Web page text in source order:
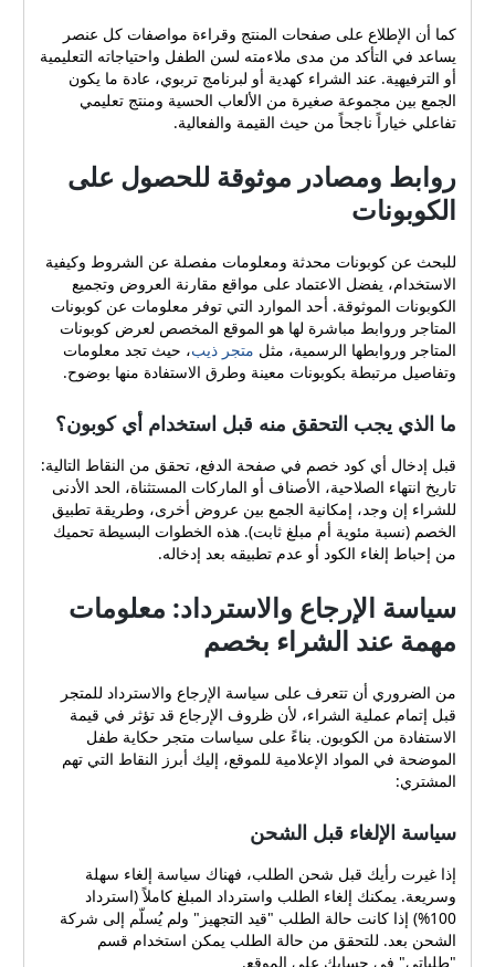
تعليمية إسلامية (199 ريال
سعودي) فلة - مجموعة الصلاة
حجم صغير (179 ريال سعودي)
سندس - سماعة جزء عم
ستريو لاسلكية للأطفال (129
صلاة تعليمية للأطفال (235.75
ريال سعودي) وي كول – سلايم
سيارة دعسوقة كوبيه للأطفال
(539.01 ريال سعودي) بيكاسو
تايلز – ألعاب بناء مغناطيسية
مختلفة الأسعار (105–249
ريال سعودي) هذه الأمثلة تظهر
التنوع في الفئات السعرية: من
إلى مجموعات تعليمية وبِنايات
الجمع بين المنتجات في سلة
واحدة، يصبح تأثير الخصم
واضحاً أكثر، خاصة إذا كان
الكوبون يطبق على إجمالي
السلة أو على فئات مختارة
الإطلاع على صفحات المنتج
وقراءة مواصفات كل عنصر
يساعد في التأكد من مدى
ملاءمته لسن الطفل واحتياجاته
التعليمية أو الترفيهية. عند
الشراء كهدية أو لبرنامج
تربوي، عادة ما يكون الجمع بين
مجموعة صغيرة من الألعاب
الحسية ومنتج تعليمي تفاعلي
خياراً ناجحاً من حيث القيمة
والفعالية. روابط ومصادر
موثوقة للحصول على
الكوبونات للبحث عن كوبونات
محدثة ومعلومات مفصلة عن
الشروط وكيفية الاستخدام،
يفضل الاعتماد على مواقع
كما أن الإطلاع على صفحات المنتج وقراءة مواصفات كل عنصر
يساعد في التأكد من مدى ملاءمته لسن الطفل واحتياجاته التعليمية
أو الترفيهية. عند الشراء كهدية أو لبرنامج تربوي، عادة ما يكون
الجمع بين مجموعة صغيرة من الألعاب الحسية ومنتج تعليمي
تفاعلي خياراً ناجحاً من حيث القيمة والفعالية.
روابط ومصادر موثوقة للحصول على
الكوبونات
للبحث عن كوبونات محدثة ومعلومات مفصلة عن الشروط وكيفية
الاستخدام، يفضل الاعتماد على مواقع مقارنة العروض وتجميع
الكوبونات الموثوقة. أحد الموارد التي توفر معلومات عن كوبونات
المتاجر وروابط مباشرة لها هو الموقع المخصص لعرض كوبونات
المتاجر وروابطها الرسمية، مثل متجر ذيب، حيث تجد معلومات
وتفاصيل مرتبطة بكوبونات معينة وطرق الاستفادة منها بوضوح.
ما الذي يجب التحقق منه قبل استخدام أي كوبون؟
قبل إدخال أي كود خصم في صفحة الدفع، تحقق من النقاط التالية:
تاريخ انتهاء الصلاحية، الأصناف أو الماركات المستثناة، الحد الأدنى
للشراء إن وجد، إمكانية الجمع بين عروض أخرى، وطريقة تطبيق
الخصم (نسبة مئوية أم مبلغ ثابت). هذه الخطوات البسيطة تحميك
من إحباط إلغاء الكود أو عدم تطبيقه بعد إدخاله.
سياسة الإرجاع والاسترداد: معلومات
مهمة عند الشراء بخصم
من الضروري أن تتعرف على سياسة الإرجاع والاسترداد للمتجر
قبل إتمام عملية الشراء، لأن ظروف الإرجاع قد تؤثر في قيمة
الاستفادة من الكوبون. بناءً على سياسات متجر حكاية طفل
الموضحة في المواد الإعلامية للموقع، إليك أبرز النقاط التي تهم
المشتري:
سياسة الإلغاء قبل الشحن
إذا غيرت رأيك قبل شحن الطلب، فهناك سياسة إلغاء سهلة
وسريعة. يمكنك إلغاء الطلب واسترداد المبلغ كاملاً (استرداد
100%) إذا كانت حالة الطلب "قيد التجهيز" ولم يُسلّم إلى شركة
الشحن بعد. للتحقق من حالة الطلب يمكن استخدام قسم
"طلباتي" في حسابك على الموقع.